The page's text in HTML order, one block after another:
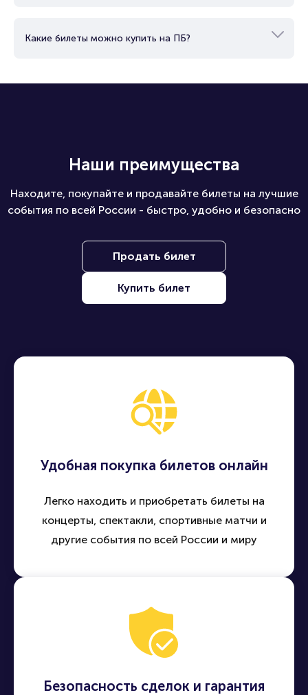
Какие билеты можно купить на ПБ?
Наши преимущества
Находите, покупайте и продавайте билеты на лучшие
события по всей России - быстро, удобно и безопасно
Продать билет
Купить билет
Удобная покупка билетов онлайн
Легко находить и приобретать билеты на
концерты, спектакли, спортивные матчи и
другие события по всей России и миру
Безопасность сделок и гарантия